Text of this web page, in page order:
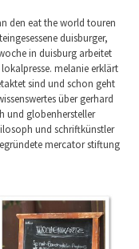
den eat the world touren
duisburger,
in duisburg arbeitet
melanie erklärt
sind und schon geht
über gerhard
und globenhersteller
und schriftkünstler
mercator stiftung